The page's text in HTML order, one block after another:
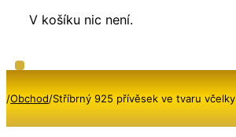
V košíku nic není.
/Obchod/Stříbrný 925 přívěsek ve tvaru včelky